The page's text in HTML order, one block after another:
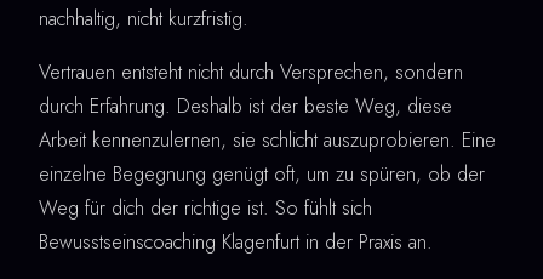
nachhaltig, nicht kurzfristig.
Vertrauen entsteht nicht durch Versprechen, sondern
durch Erfahrung. Deshalb ist der beste Weg, diese
Arbeit kennenzulernen, sie schlicht auszuprobieren. Eine
einzelne Begegnung genügt oft, um zu spüren, ob der
Weg für dich der richtige ist. So fühlt sich
Bewusstseinscoaching Klagenfurt in der Praxis an.